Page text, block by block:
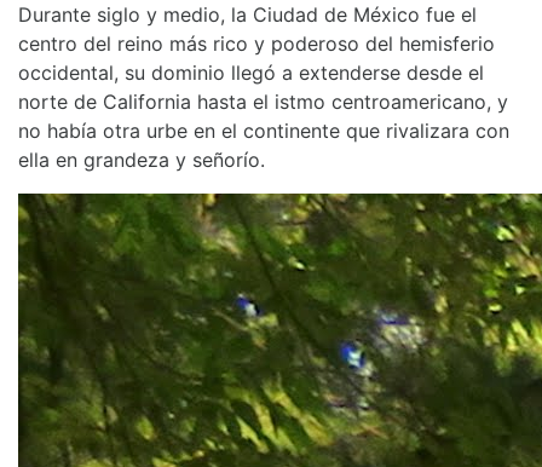
Durante siglo y medio, la Ciudad de México fue el
centro del reino más rico y poderoso del hemisferio
occidental, su dominio llegó a extenderse desde el
norte de California hasta el istmo centroamericano, y
no había otra urbe en el continente que rivalizara con
ella en grandeza y señorío.